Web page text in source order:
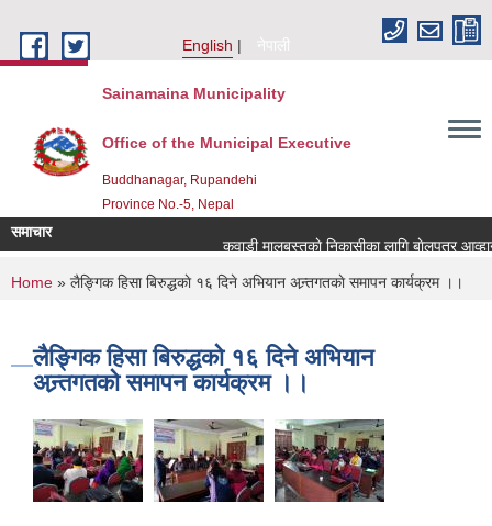
English
नेपाली
Sainamaina Municipality
Office of the Municipal Executive
Buddhanagar, Rupandehi
Province No.-5, Nepal
समाचार
कवाडी मालबस्तुकाे निकासीका लागि बाेलपत्र
You are here
Home » लैङ्गिक हिसा बिरुद्धकाे १६ दिने अभियान अन्र्तगतकाे समापन कार्यक्रम ।।
लैङ्गिक हिसा बिरुद्धकाे १६ दिने अभियान
अन्र्तगतकाे समापन कार्यक्रम ।।